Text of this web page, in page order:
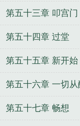
第五十三章 叩宫门
第五十四章 过堂
第五十五章 新开始
第五十六章 一切
第五十七章 畅想